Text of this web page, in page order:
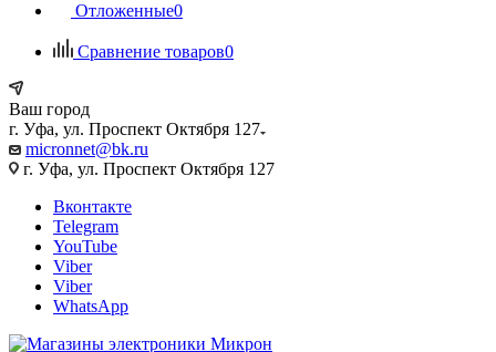
Отложенные0
Сравнение товаров0
Ваш город
г. Уфа, ул. Проспект Октября 127
micronnet@bk.ru
г. Уфа, ул. Проспект Октября 127
Вконтакте
Telegram
YouTube
Viber
Viber
WhatsApp